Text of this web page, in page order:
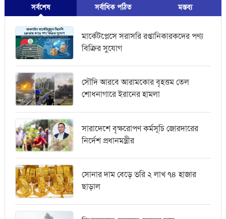
সর্বশেষ সর্বাধিক পঠিত মস্তব্য
মার্কেটপ্লেসে সরাসরি রপ্তানিকারকদের পণ্য
বিক্রির সুযোগ
সৌদি আরবে আরামকোর বৃহত্তম তেল
শোধনাগারে ইরানের হামলা
সারাদেশে বৃক্ষরোপণ কর্মসূচি জোরদারের
নির্দেশ প্রধানমন্ত্রীর
সোনার দাম বেড়ে ভরি ২ লাখ ৭৪ হাজার
ছাড়াল